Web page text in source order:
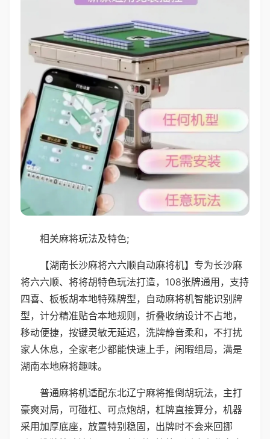
相关麻将玩法及特色;
【湖南长沙麻将六六顺自动麻将机】专为长沙麻
将六六顺、将将胡特色玩法打造，108张牌通用，支持
四喜、板板胡本地特殊牌型，自动麻将机智能识别牌
型，计分精准贴合本地规则，折叠收纳设计不占地，
移动便捷，按键灵敏无延迟，洗牌静音柔和，不打扰
家人休息，全家老少都能快速上手，闲暇组局，满是
湖南本地麻将趣味。
普通麻将机适配东北辽宁麻将推倒胡玩法，主打
豪爽对局，可碰杠、可点炮胡，杠牌直接算分，机器
采用加厚底座，放置特别稳固，出牌时不会来回挪